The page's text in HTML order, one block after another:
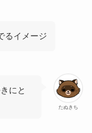
るイメージ
たぬきち
にと